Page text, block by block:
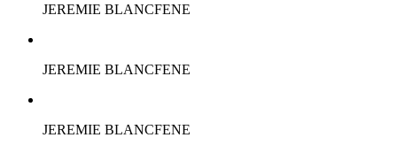
JEREMIE BLANCFENE
JEREMIE BLANCFENE
JEREMIE BLANCFENE